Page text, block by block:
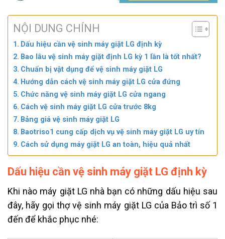
NỘI DUNG CHÍNH
Dấu hiệu cần vệ sinh máy giặt LG định kỳ
Bao lâu vệ sinh máy giặt định LG kỳ 1 lần là tốt nhất?
Chuẩn bị vật dụng để vệ sinh máy giặt LG
Hướng dẫn cách vệ sinh máy giặt LG cửa đứng
Chức năng vệ sinh máy giặt LG cửa ngang
Cách vệ sinh máy giặt LG cửa trước 8kg
Bảng giá vệ sinh máy giặt LG
Baotriso1 cung cấp dịch vụ vệ sinh máy giặt LG uy tín
Cách sử dụng máy giặt LG an toàn, hiệu quả nhất
Dấu hiệu cần vệ sinh máy giặt LG định kỳ
Khi nào máy giặt LG nhà bạn có những dấu hiệu sau
đây, hãy gọi thợ vệ sinh máy giặt LG của Bảo trì số 1
đến để khắc phục nhé: